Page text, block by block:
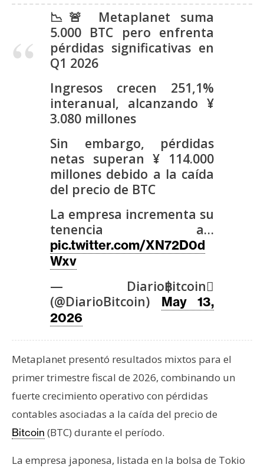
N
P
m
R
e
c
s
o
s
📉🚨 Metaplanet suma
5.000 BTC pero enfrenta
pérdidas significativas en
Q1 2026
Ingresos crecen 251,1%
interanual, alcanzando ¥
3.080 millones
Sin embargo, pérdidas
netas superan ¥ 114.000
millones debido a la caída
del precio de BTC
La empresa incrementa su
tenencia a…
pic.twitter.com/XN72D0d
Wxv
— Diario฿itcoin
(@DiarioBitcoin) May 13,
2026
Metaplanet presentó resultados mixtos para el
primer trimestre fiscal de 2026, combinando un
fuerte crecimiento operativo con pérdidas
contables asociadas a la caída del precio de
Bitcoin (BTC) durante el período.
La empresa japonesa, listada en la bolsa de Tokio